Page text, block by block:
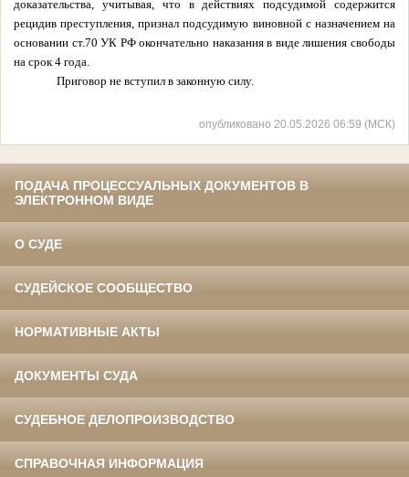
доказательства, учитывая, что в действиях подсудимой содержится
рецидив преступления, признал подсудимую виновной с назначением на
основании ст.70 УК РФ окончательно наказания в виде лишения свободы
на срок 4 года.
Приговор не вступил в законную силу.
опубликовано 20.05.2026 06:59 (МСК)
ПОДАЧА ПРОЦЕССУАЛЬНЫХ ДОКУМЕНТОВ В
ЭЛЕКТРОННОМ ВИДЕ
О СУДЕ
СУДЕЙСКОЕ СООБЩЕСТВО
НОРМАТИВНЫЕ АКТЫ
ДОКУМЕНТЫ СУДА
СУДЕБНОЕ ДЕЛОПРОИЗВОДСТВО
СПРАВОЧНАЯ ИНФОРМАЦИЯ